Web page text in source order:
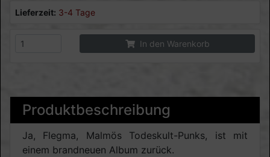
Lieferzeit: 3-4 Tage
In den Warenkorb
Produktbeschreibung
Ja, Flegma, Malmös Todeskult-Punks, ist mit
einem brandneuen Album zurück.